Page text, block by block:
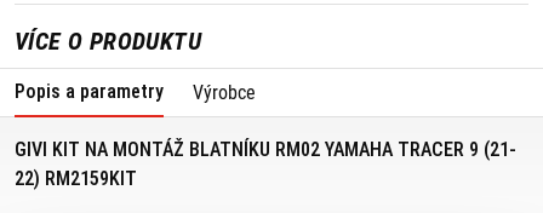
VÍCE O PRODUKTU
Popis a parametry Výrobce
GIVI KIT NA MONTÁŽ BLATNÍKU RM02 YAMAHA TRACER 9 (21-
22) RM2159KIT